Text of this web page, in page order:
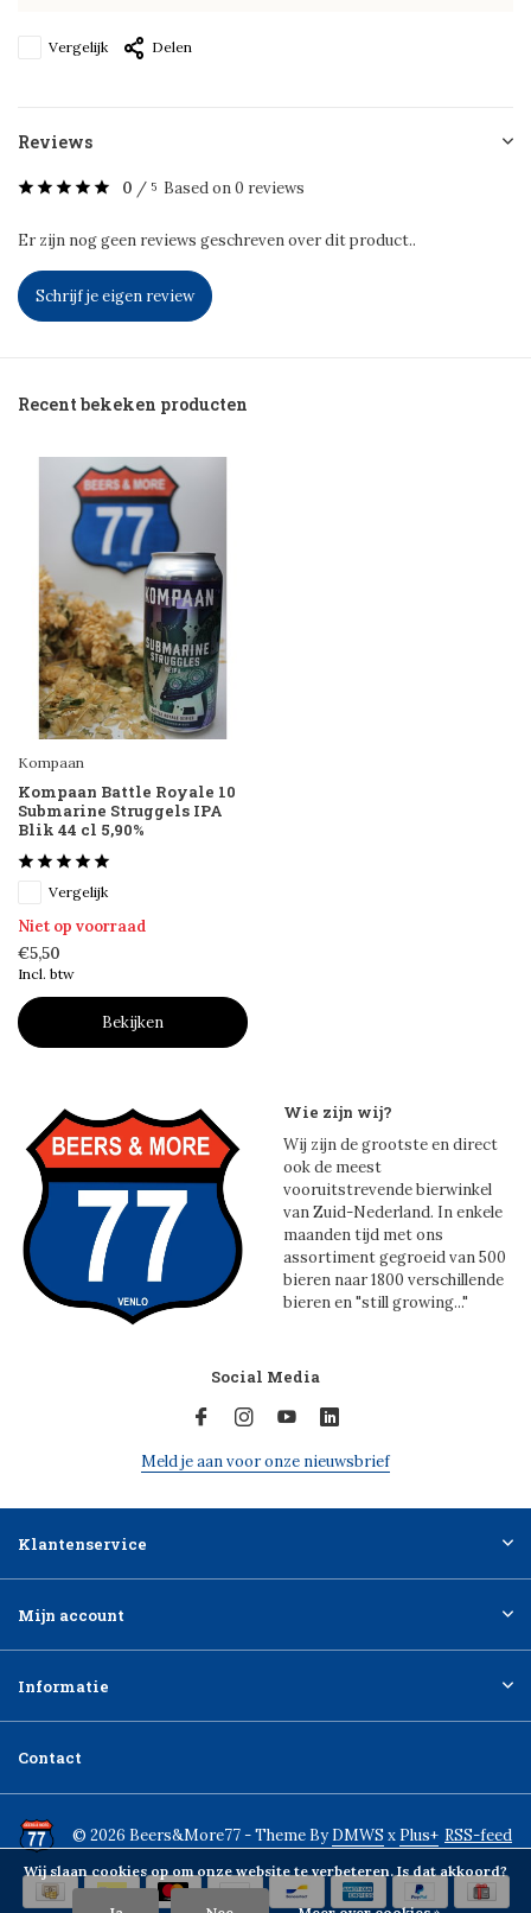
Vergelijk Delen
Reviews
0 / 5 Based on 0 reviews
Er zijn nog geen reviews geschreven over dit product..
Schrijf je eigen review
Recent bekeken producten
Kompaan
Kompaan Battle Royale 10
Submarine Struggels IPA
Blik 44 cl 5,90%
Vergelijk
Niet op voorraad
€5,50
Incl. btw
Bekijken
Wie zijn wij?
Wij zijn de grootste en direct
ook de meest
vooruitstrevende bierwinkel
van Zuid-Nederland. In enkele
maanden tijd met ons
assortiment gegroeid van 500
bieren naar 1800 verschillende
bieren en "still growing..."
Social Media
Meld je aan voor onze nieuwsbrief
Klantenservice
Mijn account
Informatie
Contact
© 2026 Beers&More77 - Theme ByDMWS x Plus+ RSS-feed
Wij slaan cookies op om onze website te verbeteren. Is dat akkoord?